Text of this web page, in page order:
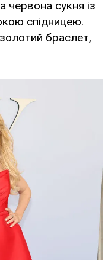
червона сукня із
спідницею.
золотий браслет,